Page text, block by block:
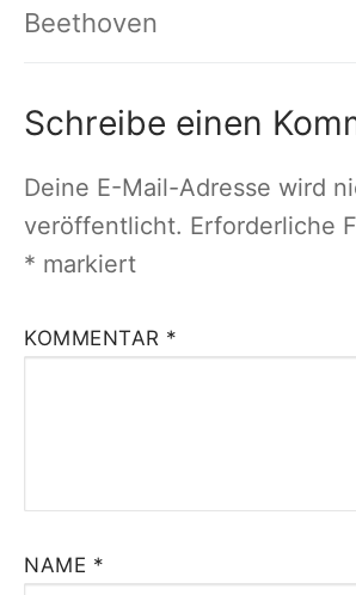
Beitrag:
Beethoven
Schreibe einen
Deine E-Mail-Adresse wird
veröffentlicht. Erforderliche
* markiert
KOMMENTAR *
NAME *